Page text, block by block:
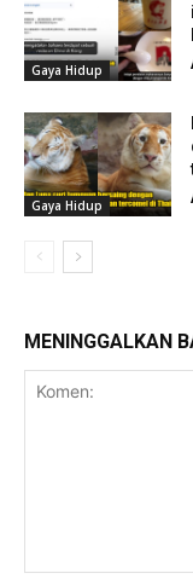
Gaya Hidup
Gaya Hidup
MENINGGALKAN